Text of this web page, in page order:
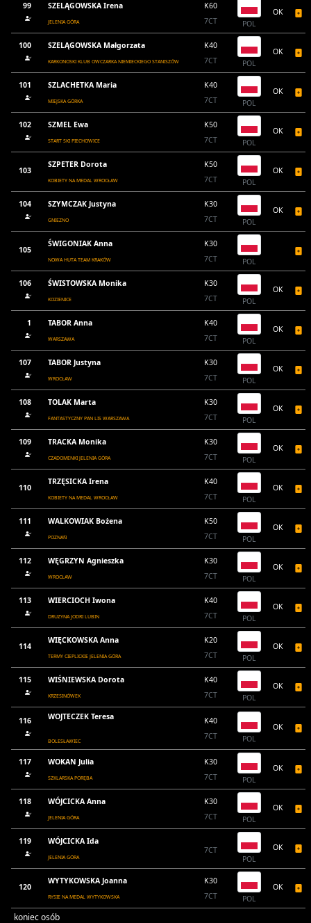
99 SZELĄGOWSKA Irena
JELENIA GÓRA
K60
7CT
POL
OK
100 SZELĄGOWSKA Małgorzata
KARKONOSKI KLUB OWCZARKA NIEMIECKIEGO STANISZÓW
K40
7CT
POL
OK
101 SZLACHETKA Maria
MIEJSKA GÓRKA
K40
7CT
POL
OK
102 SZMEL Ewa
START SKI PIECHOWICE
K50
7CT
POL
OK
103
SZPETER Dorota
KOBIETY NA MEDAL WROCŁAW
K50
7CT
POL
OK
104 SZYMCZAK Justyna
GNIEZNO
K30
7CT
POL
OK
105
ŚWIGONIAK Anna
NOWA HUTA TEAM KRAKÓW
K30
7CT
POL
106 ŚWISTOWSKA Monika
KOZIENICE
K30
7CT
POL
OK
1 TABOR Anna
WARSZAWA
K40
7CT
POL
OK
107 TABOR Justyna
WROCŁAW
K30
7CT
POL
OK
108 TOLAK Marta
FANTASTYCZNY PAN LIS WARSZAWA
K30
7CT
POL
OK
109 TRACKA Monika
CZADOMENKI JELENIA GÓRA
K30
7CT
POL
OK
110
TRZĘSICKA Irena
KOBIETY NA MEDAL WROCŁAW
K40
7CT
POL
OK
111 WALKOWIAK Bożena
POZNAŃ
K50
7CT
POL
OK
112 WĘGRZYN Agnieszka
WROCŁAW
K30
7CT
POL
OK
113 WIERCIOCH Iwona
DRUZYNA JODRI LUBIN
K40
7CT
POL
OK
114
WIĘCKOWSKA Anna
TERMY CIEPLICKIE JELENIA GÓRA
K20
7CT
POL
OK
115 WIŚNIEWSKA Dorota
KRZESINÓWEK
K40
7CT
POL
OK
116 WOJTECZEK Teresa
BOLESŁAWIEC
K40
7CT
POL
OK
117 WOKAN Julia
SZKLARSKA PORĘBA
K30
7CT
POL
OK
118 WÓJCICKA Anna
JELENIA GÓRA
K30
7CT
POL
OK
119 WÓJCICKA Ida
JELENIA GÓRA
7CT
POL
OK
120
WYTYKOWSKA Joanna
RYSIE NA MEDAL WYTYKOWSKA
K30
7CT
POL
OK
koniec osób